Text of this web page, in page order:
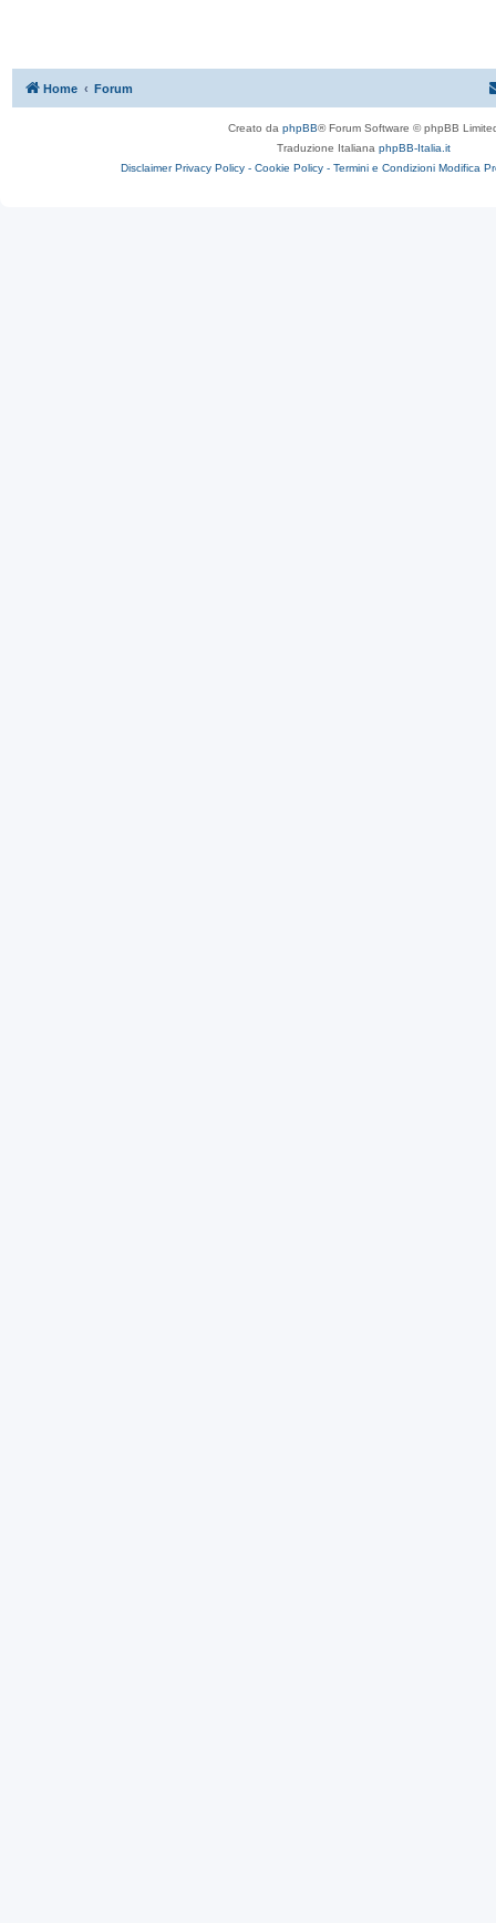
Home Forum
Creato da phpBB® Forum Software © phpBB
Traduzione Italiana phpBB-Italia.it
Disclaimer Privacy Policy - Cookie Policy - Termini e Condizioni Modifica